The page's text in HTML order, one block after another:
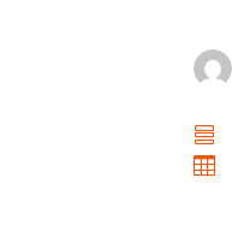

